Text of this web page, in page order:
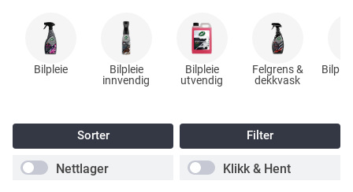
Bilpleie
Bilpleie
innvendig
Bilpleie
utvendig
Felgrens &
dekkvask
Nettlager Klikk & Hent
Filter
Sorter